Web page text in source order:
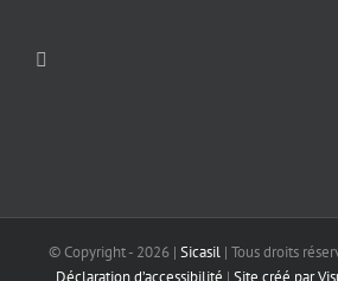
© Copyright - 2026 | Sicasil| Tous droits
Déclaration d’accessibilité | Site créé par